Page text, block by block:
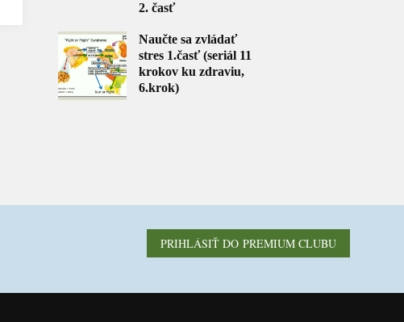
2. časť
Naučte sa zvládať
stres 1.časť (seriál 11
krokov ku zdraviu,
6.krok)
PRIHLÁSIŤ DO PREMIUM CLUBU